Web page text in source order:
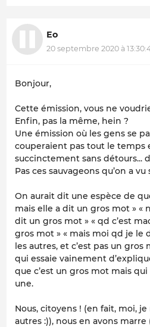
Eo
20 septembre 2020 à
Bonjour,
Cette émission, vous ne
Enfin, pas la même, hein ?
Une émission où les gens se
couperaient pas tout le temps
succinctement sans détours...
Pas ces sauvageons qu’on a
On aurait dit une espèce de
mais elle a dit un gros mot » «
dit un gros mot » « qd c’est
gros mot » « mais moi qd je le
les autres, et c’est pas un gros
qui essaie vainement
que c’est un gros mot mais
une.
Nous, citoyens ! (en fait, moi,
autres :)), nous en avons marre